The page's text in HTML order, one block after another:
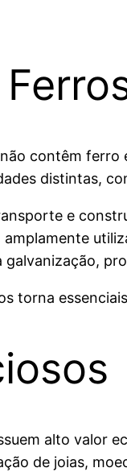
contêm
distintas,
e
galvanização,
torna
alto valor
de joias,